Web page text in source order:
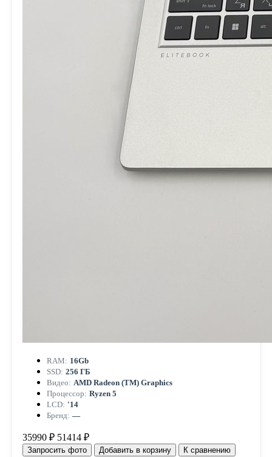
RAM: 16Gb
SSD: 256 ГБ
Видео: AMD Radeon (TM) Graphics
Процессор: Ryzen 5
LCD: '14
Бренд: —
35990 ₽ 51414 ₽
Запросить фото Добавить в корзину К сравнению